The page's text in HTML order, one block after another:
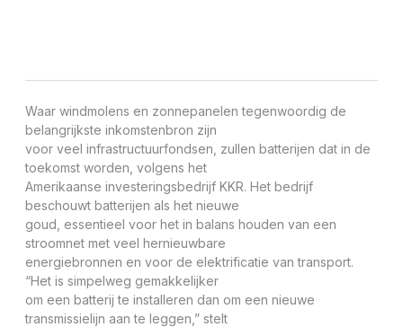
Waar windmolens en zonnepanelen tegenwoordig de
belangrijkste inkomstenbron zijn
voor veel infrastructuurfondsen, zullen batterijen dat in de
toekomst worden, volgens het
Amerikaanse investeringsbedrijf KKR. Het bedrijf
beschouwt batterijen als het nieuwe
goud, essentieel voor het in balans houden van een
stroomnet met veel hernieuwbare
energiebronnen en voor de elektrificatie van transport.
“Het is simpelweg gemakkelijker
om een batterij te installeren dan om een nieuwe
transmissielijn aan te leggen,” stelt